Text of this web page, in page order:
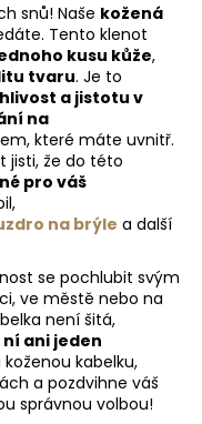
snů! Naše kožená
Tento klenot
kusu kůže,
tvaru. Je to
a jistotu v
na
které máte uvnitř.
jisti, že do této
pro váš
na brýle a další
se pochlubit svým
ve městě nebo na
není šitá,
ani jeden
kabelku,
a pozdvihne váš
správnou volbou!